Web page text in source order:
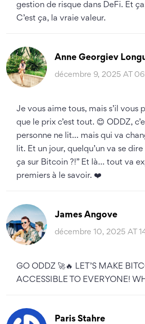
gestion de risque dans DeFi. Et
C’est ça, la vraie valeur.
Anne Georgiev
décembre 9, 2025 AT
Je vous aime tous, mais s’il vous
que le prix c’est tout. 😊 ODDZ,
personne ne lit… mais qui va
lit. Et un jour, quelqu’un va se
ça sur Bitcoin ?!” Et là… tout va
premiers à le savoir. ❤️
James Angove
décembre 10, 2025 AT
GO ODDZ 🚀🔥 LET’S MAKE
ACCESSIBLE TO EVERYONE!
Paris Stahre